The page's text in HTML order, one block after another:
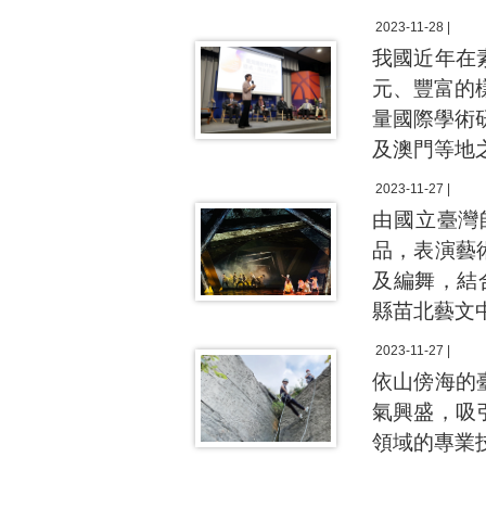
2023-11-28 |
我國近年在
元、豐富的
量國際學術
及澳門等地
2023-11-27 |
由國立臺
品，表演藝
及編舞，
縣苗北藝文
2023-11-27 |
依山傍海的
氣興盛，吸
領域的專業